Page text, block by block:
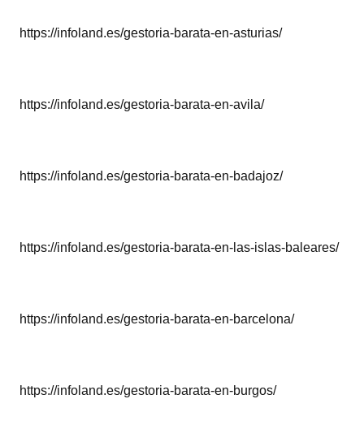
https://infoland.es/gestoria-barata-en-asturias/
https://infoland.es/gestoria-barata-en-avila/
https://infoland.es/gestoria-barata-en-badajoz/
https://infoland.es/gestoria-barata-en-las-islas-baleares/
https://infoland.es/gestoria-barata-en-barcelona/
https://infoland.es/gestoria-barata-en-burgos/